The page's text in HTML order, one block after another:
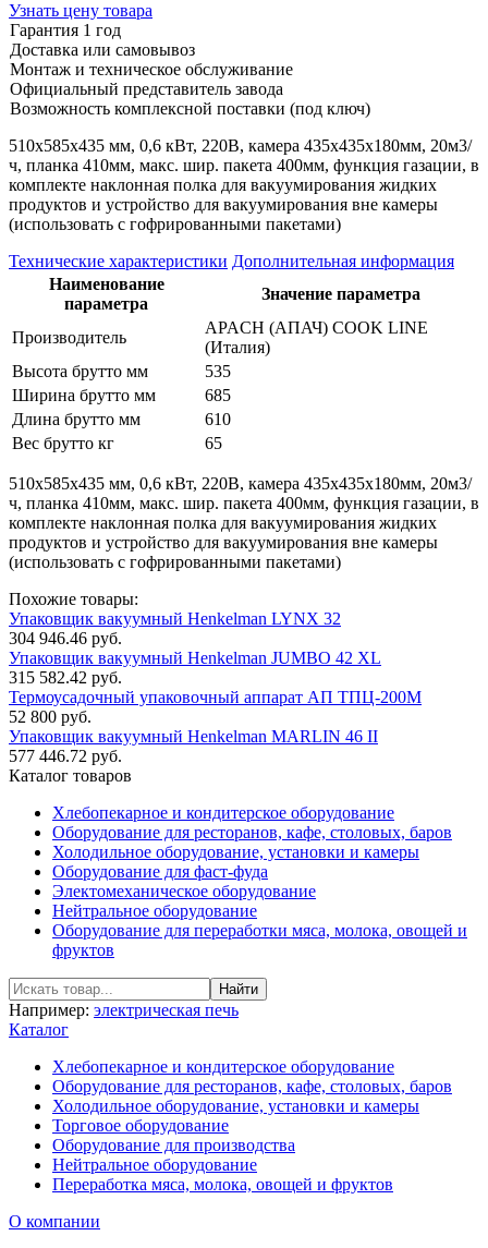
Узнать цену товара
Гарантия 1 год
Доставка или самовывоз
Монтаж и техническое обслуживание
Официальный представитель завода
Возможность комплексной поставки (под ключ)
510х585х435 мм, 0,6 кВт, 220В, камера 435х435х180мм, 20м3/
ч, планка 410мм, макс. шир. пакета 400мм, функция газации, в
комплекте наклонная полка для вакуумирования жидких
продуктов и устройство для вакуумирования вне камеры
(использовать с гофрированными пакетами)
Технические характеристики Дополнительная информация
Наименование
параметра
Значение параметра
Производитель
APACH (АПАЧ) COOK LINE
(Италия)
Высота брутто мм
535
Ширина брутто мм
685
Длина брутто мм
610
Вес брутто кг
65
510х585х435 мм, 0,6 кВт, 220В, камера 435х435х180мм, 20м3/
ч, планка 410мм, макс. шир. пакета 400мм, функция газации, в
комплекте наклонная полка для вакуумирования жидких
продуктов и устройство для вакуумирования вне камеры
(использовать с гофрированными пакетами)
Похожие товары:
Упаковщик вакуумный Henkelman LYNX 32
304 946.46 руб.
Упаковщик вакуумный Henkelman JUMBO 42 XL
315 582.42 руб.
Термоусадочный упаковочный аппарат АП ТПЦ-200М
52 800 руб.
Упаковщик вакуумный Henkelman MARLIN 46 II
577 446.72 руб.
Каталог товаров
Хлебопекарное и кондитерское оборудование
Оборудование для ресторанов, кафе, столовых, баров
Холодильное оборудование, установки и камеры
Оборудование для фаст-фуда
Электомеханическое оборудование
Нейтральное оборудование
Оборудование для переработки мяса, молока, овощей и
фруктов
Например: электрическая печь
Каталог
Хлебопекарное и кондитерское оборудование
Оборудование для ресторанов, кафе, столовых, баров
Холодильное оборудование, установки и камеры
Торговое оборудование
Оборудование для производства
Нейтральное оборудование
Переработка мяса, молока, овощей и фруктов
О компании